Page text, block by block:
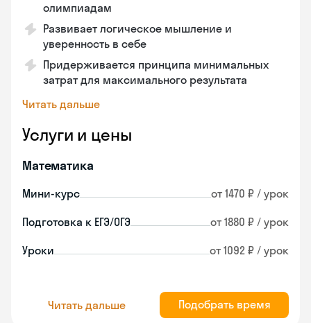
олимпиадам
Развивает логическое мышление и
уверенность в себе
Придерживается принципа минимальных
затрат для максимального результата
Читать дальше
Услуги и цены
Математика
Мини-курс от 1470 ₽ / урок
Подготовка к ЕГЭ/ОГЭ от 1880 ₽ / урок
Уроки от 1092 ₽ / урок
Читать дальше Подобрать время